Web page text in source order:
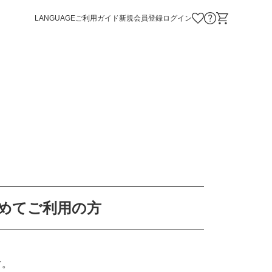
LANGUAGEご利用ガイド新規会員登録ログイン お気に入り商品
お問い合わせ
てご利用の方